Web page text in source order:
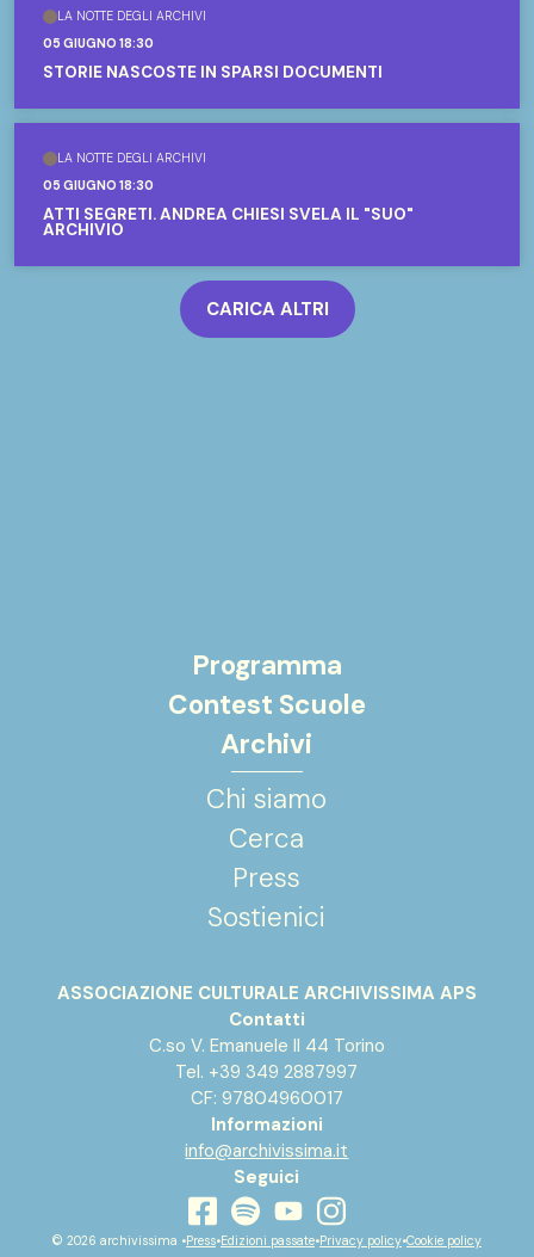
LA NOTTE DEGLI ARCHIVI
05 GIUGNO 18:30
STORIE NASCOSTE IN SPARSI DOCUMENTI
LA NOTTE DEGLI ARCHIVI
05 GIUGNO 18:30
ATTI SEGRETI. ANDREA CHIESI SVELA IL "SUO"
ARCHIVIO
CARICA ALTRI
Programma
Contest Scuole
Archivi
Chi siamo
Cerca
Press
Sostienici
ASSOCIAZIONE CULTURALE ARCHIVISSIMA APS
Contatti
C.so V. Emanuele II 44 Torino
Tel. +39 349 2887997
CF: 97804960017
Informazioni
info@archivissima.it
Seguici
facebook
spotifyyoutubeinstagram
© 2026 archivissima •Press•Edizioni passate•Privacy policy•Cookie policy